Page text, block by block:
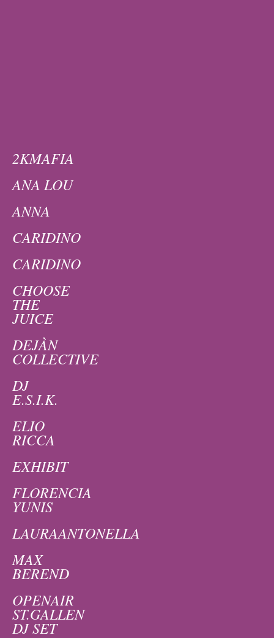
2KMAFIA
ANA LOU
ANNA
CARIDINO
CARIDINO
CHOOSE
THE
JUICE
DEJÀN
COLLECTIVE
DJ
E.S.I.K.
ELIO
RICCA
EXHIBIT
FLORENCIA
YUNIS
LAURAANTONELLA
MAX
BEREND
OPENAIR
ST.GALLEN
DJ SET